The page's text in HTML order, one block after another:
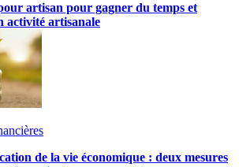
artisan pour gagner du temps et
activité artisanale
de la vie économique : deux mesures